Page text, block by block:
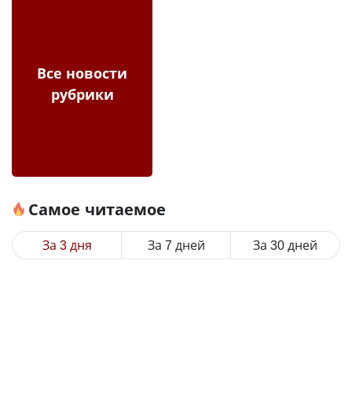
Все новости
рубрики
Самое читаемое
За 3 дня За 7 дней За 30 дней